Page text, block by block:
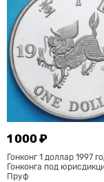
1 000 ₽
Гонконг 1 доллар 1997
Гонконга под
Пруф